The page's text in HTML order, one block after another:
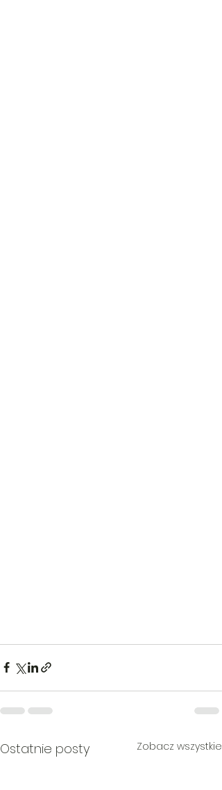
Ostatnie posty Zobacz wszystkie